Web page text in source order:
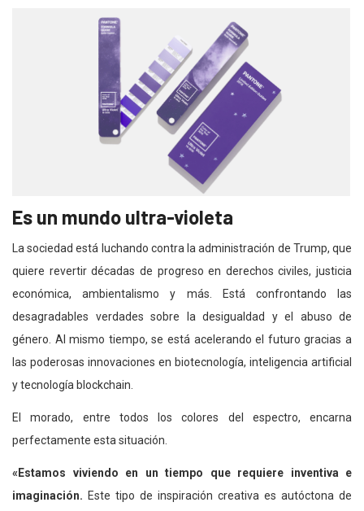
Es un mundo ultra-violeta
La sociedad está luchando contra la administración de Trump, que
quiere revertir décadas de progreso en derechos civiles, justicia
económica, ambientalismo y más. Está confrontando las
desagradables verdades sobre la desigualdad y el abuso de
género. Al mismo tiempo, se está acelerando el futuro gracias a
las poderosas innovaciones en biotecnología, inteligencia artificial
y tecnología blockchain.
El morado, entre todos los colores del espectro, encarna
perfectamente esta situación.
«Estamos viviendo en un tiempo que requiere inventiva e
imaginación. Este tipo de inspiración creativa es autóctona de